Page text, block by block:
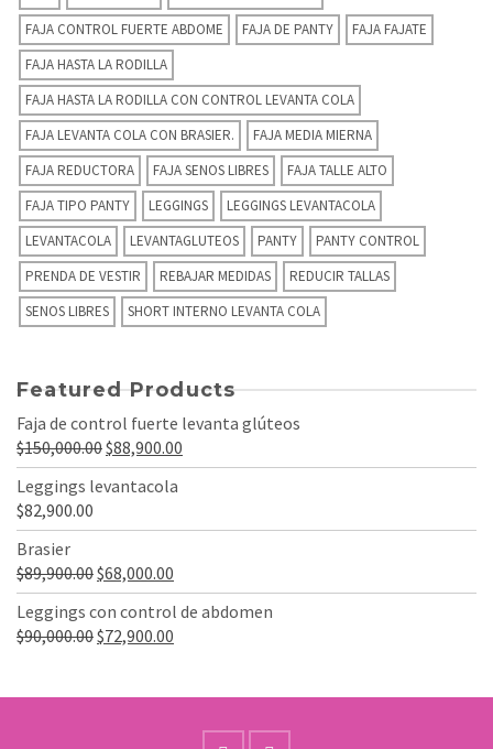
FAJA CONTROL FUERTE ABDOME
FAJA DE PANTY
FAJA FAJATE
FAJA HASTA LA RODILLA
FAJA HASTA LA RODILLA CON CONTROL LEVANTA COLA
FAJA LEVANTA COLA CON BRASIER.
FAJA MEDIA MIERNA
FAJA REDUCTORA
FAJA SENOS LIBRES
FAJA TALLE ALTO
FAJA TIPO PANTY
LEGGINGS
LEGGINGS LEVANTACOLA
LEVANTACOLA
LEVANTAGLUTEOS PANTY
PANTY CONTROL
PRENDA DE VESTIR
REBAJAR MEDIDAS
REDUCIR TALLAS
SENOS LIBRES
SHORT INTERNO LEVANTA COLA
Featured Products
Faja de control fuerte levanta glúteos
$150,000.00El
precio
original
era:
$88,900.00
precio
es:
Leggings levantacola
$82,900.00
Brasier
$89,900.00El
precio
original
era:
$68,000.00
precio
actual
es:
Leggings con control de abdomen
$90,000.00El
$72,900.00